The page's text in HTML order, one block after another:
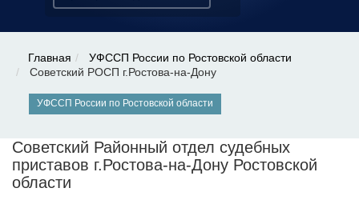
Главная
УФССП России по Ростовской области
Советский РОСП г.Ростова-на-Дону
УФССП России по Ростовской области
Советский Районный отдел судебных
приставов г.Ростова-на-Дону Ростовской
области